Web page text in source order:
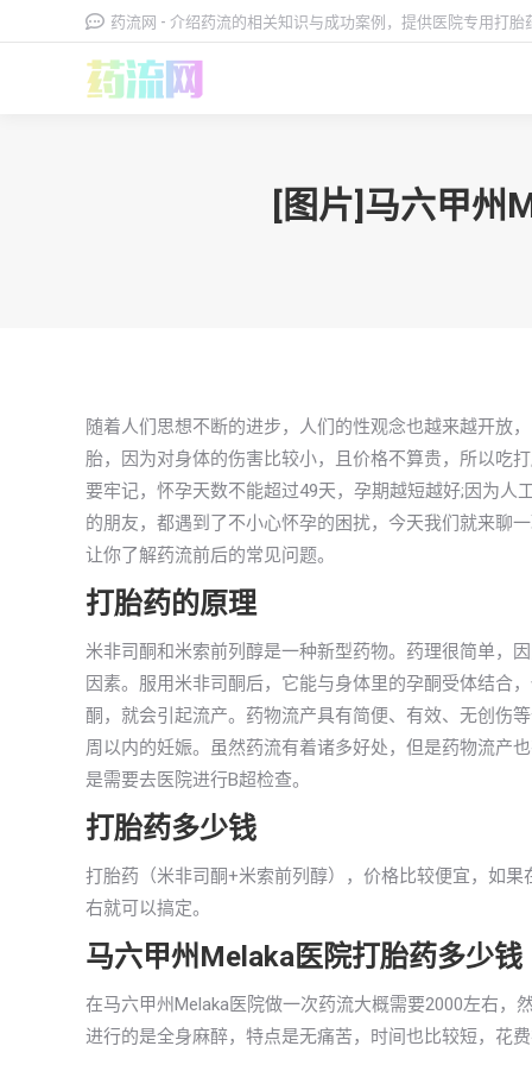
药流网 - 介绍药流的相关知识与成功案例，提供医院专用打
[图片]马六甲州
随着人们思想不断的进步，人们的性观念也越来越开放
胎，因为对身体的伤害比较小，且价格不算贵，所以吃
要牢记，怀孕天数不能超过49天，孕期越短越好;因为人
的朋友，都遇到了不小心怀孕的困扰，今天我们就来聊
让你了解药流前后的常见问题。
打胎药的原理
米非司酮和米索前列醇是一种新型药物。药理很简单，
因素。服用米非司酮后，它能与身体里的孕酮受体结合
酮，就会引起流产。药物流产具有简便、有效、无创伤
周以内的妊娠。虽然药流有着诸多好处，但是药物流产
是需要去医院进行B超检查。
打胎药多少钱
打胎药（米非司酮+米索前列醇），价格比较便宜，如
右就可以搞定。
马六甲州Melaka医院打胎药多少钱
在马六甲州Melaka医院做一次药流大概需要2000左右
进行的是全身麻醉，特点是无痛苦，时间也比较短，花